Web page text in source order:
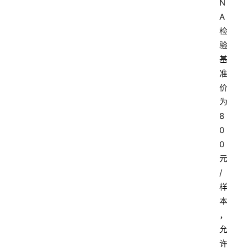
N
A
检
验
基
准
价
为
8
0
0
元
/
样
本
，
允
许